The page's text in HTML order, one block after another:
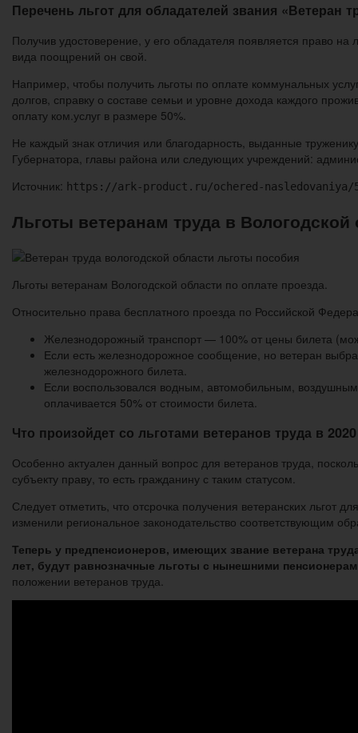
Перечень льгот для обладателей звания «Ветеран
Получив удостоверение, у его обладателя появляется право
вида поощрений он свой.
Например, чтобы получить льготы по оплате коммунальных
долгов, справку о составе семьи и уровне дохода каждого
оплату ком.услуг в размере 50%.
Не каждый знак отличия или благодарность, выданные
Губернатора, главы района или следующих учреждений:
Источник: https://ark-product.ru/ochered-
Льготы ветеранам труда в Вологодской
Льготы ветеранам Вологодской области по оплате проезда.
Относительно права бесплатного проезда по Российской
Железнодорожный транспорт — 100% от цены билета
Если есть железнодорожное сообщение, но ветеран
железнодорожного билета.
Если воспользовался водным, автомобильным,
оплачивается 50% от стоимости билета.
Что произойдет со льготами ветеранов труда в
Особенно актуален данный вопрос для ветеранов труда,
субъекту праву, то есть гражданину с таким статусом.
Следует отметить, что отсрочка получения ветеранских
изменили региональное законодательство соответствующим
Теперь у предпенсионеров, имеющих звание ветерана
лет, будут равнозначные льготы с нынешними
положении ветеранов труда.